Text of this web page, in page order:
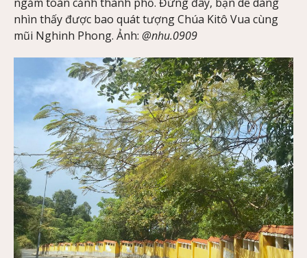
nhìn thấy được bao quát tượng Chúa Kitô Vua cùng
mũi Nghinh Phong. Ảnh: @nhu.0909